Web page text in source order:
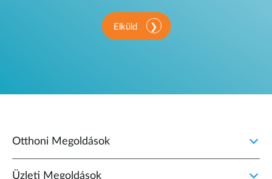
Elküld
Otthoni Megoldások
Üzleti Megoldások